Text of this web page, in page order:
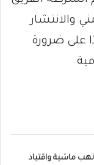
والانتشار
على ضرورة
ماشية واقتياد